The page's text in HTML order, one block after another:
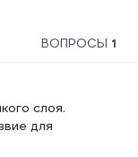
ВОПРОСЫ 1
слоя.
для